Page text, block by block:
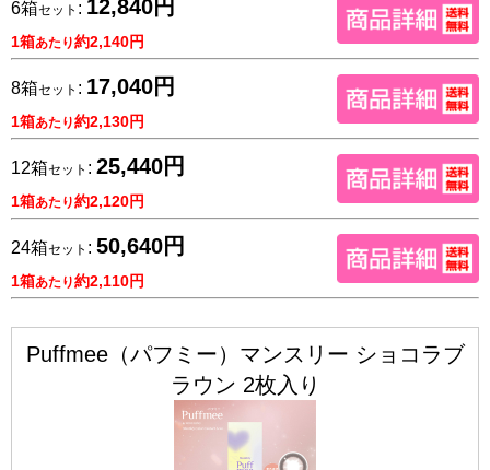
6箱セット : 12,840円
1箱あたり約2,140円
8箱セット : 17,040円
1箱あたり約2,130円
12箱セット : 25,440円
1箱あたり約2,120円
24箱セット : 50,640円
1箱あたり約2,110円
Puffmee（パフミー）マンスリー ショコラブ
ラウン 2枚入り